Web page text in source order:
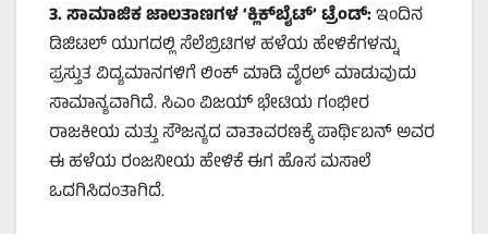
3.ಸಾಮಾಜಿಕ ಜಾಲತಾಣಗಳ ‘ಕ್ಲಿಕ್‌ಬೈಟ್’ಟ್ರೆಂಡ್:ಇಂದಿನ
ಡಿಜಿಟಲ್ ಯುಗದಲ್ಲಿ ಸೆಲೆಬ್ರಿಟಿಗಳ ಹಳೆಯ ಹೇಳಿಕೆಗಳನ್ನು
ಪ್ರಸ್ತುತ ವಿದ್ಯಮಾನಗಳಿಗೆ ಲಿಂಕ್ ಮಾಡಿ ವೈರಲ್ ಮಾಡುವುದು
ಸಾಮಾನ್ಯವಾಗಿದೆ. ಸಿಎಂ ವಿಜಯ್ ಭೇಟಿಯ ಗಂಭೀರ
ರಾಜಕೀಯ ಮತ್ತು ಸೌಜನ್ಯದ ವಾತಾವರಣಕ್ಕೆ ಪಾರ್ಥಿಬನ್ ಅವರ
ಈ ಹಳೆಯ ರಂಜನೀಯ ಹೇಳಿಕೆ ಈಗ ಹೊಸ ಮಸಾಲೆ
ಒದಗಿಸಿದಂತಾಗಿದೆ.